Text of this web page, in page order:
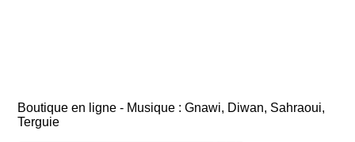
Boutique en ligne - Musique : Gnawi, Diwan, Sahraoui,
Terguie